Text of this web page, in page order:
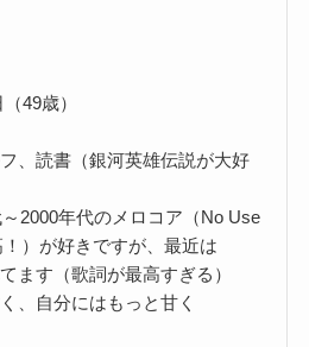
49歳）
、読書（銀河英雄伝説が大好
2000年代のメロコア（No Use
）が好きですが、最近は
ます（歌詞が最高すぎる）
、自分にはもっと甘く